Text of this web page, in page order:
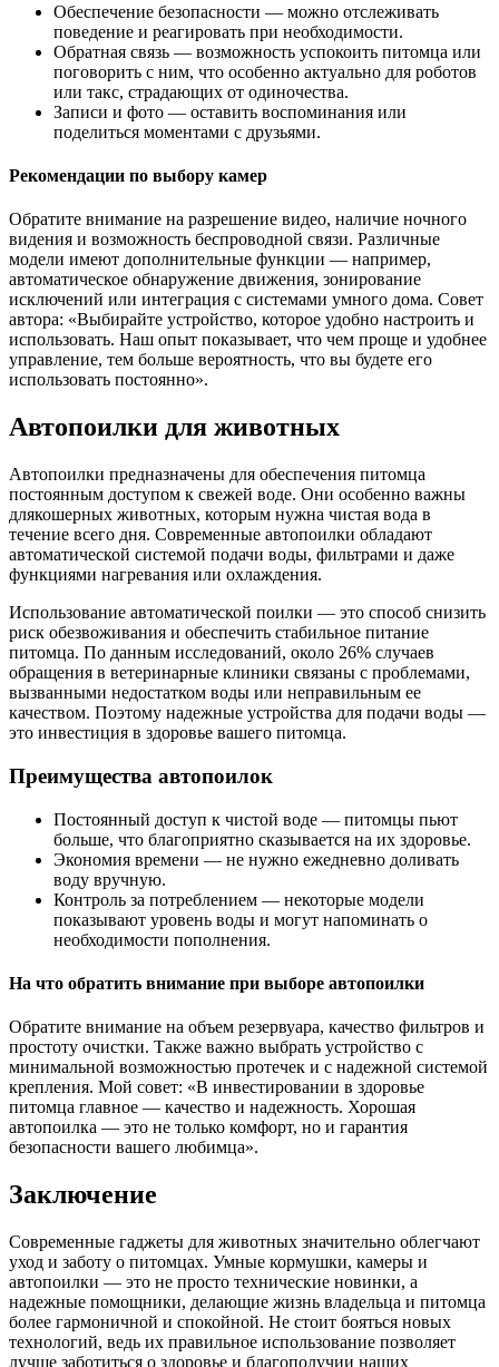
Обеспечение безопасности — можно отслеживать
поведение и реагировать при необходимости.
Обратная связь — возможность успокоить питомца или
поговорить с ним, что особенно актуально для роботов
или такс, страдающих от одиночества.
Записи и фото — оставить воспоминания или
поделиться моментами с друзьями.
Рекомендации по выбору камер
Обратите внимание на разрешение видео, наличие ночного
видения и возможность беспроводной связи. Различные
модели имеют дополнительные функции — например,
автоматическое обнаружение движения, зонирование
исключений или интеграция с системами умного дома. Совет
автора: «Выбирайте устройство, которое удобно настроить и
использовать. Наш опыт показывает, что чем проще и удобнее
управление, тем больше вероятность, что вы будете его
использовать постоянно».
Автопоилки для животных
Автопоилки предназначены для обеспечения питомца
постоянным доступом к свежей воде. Они особенно важны
длякошерных животных, которым нужна чистая вода в
течение всего дня. Современные автопоилки обладают
автоматической системой подачи воды, фильтрами и даже
функциями нагревания или охлаждения.
Использование автоматической поилки — это способ снизить
риск обезвоживания и обеспечить стабильное питание
питомца. По данным исследований, около 26% случаев
обращения в ветеринарные клиники связаны с проблемами,
вызванными недостатком воды или неправильным ее
качеством. Поэтому надежные устройства для подачи воды —
это инвестиция в здоровье вашего питомца.
Преимущества автопоилок
Постоянный доступ к чистой воде — питомцы пьют
больше, что благоприятно сказывается на их здоровье.
Экономия времени — не нужно ежедневно доливать
воду вручную.
Контроль за потреблением — некоторые модели
показывают уровень воды и могут напоминать о
необходимости пополнения.
На что обратить внимание при выборе автопоилки
Обратите внимание на объем резервуара, качество фильтров и
простоту очистки. Также важно выбрать устройство с
минимальной возможностью протечек и с надежной системой
крепления. Мой совет: «В инвестировании в здоровье
питомца главное — качество и надежность. Хорошая
автопоилка — это не только комфорт, но и гарантия
безопасности вашего любимца».
Заключение
Современные гаджеты для животных значительно облегчают
уход и заботу о питомцах. Умные кормушки, камеры и
автопоилки — это не просто технические новинки, а
надежные помощники, делающие жизнь владельца и питомца
более гармоничной и спокойной. Не стоит бояться новых
технологий, ведь их правильное использование позволяет
лучше заботиться о здоровье и благополучии наших